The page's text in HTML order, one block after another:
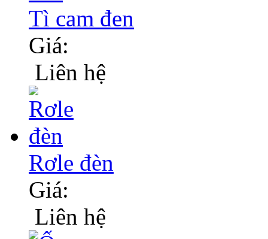
Tì cam đen
Giá:
Liên hệ
Rơle đèn
Giá:
Liên hệ